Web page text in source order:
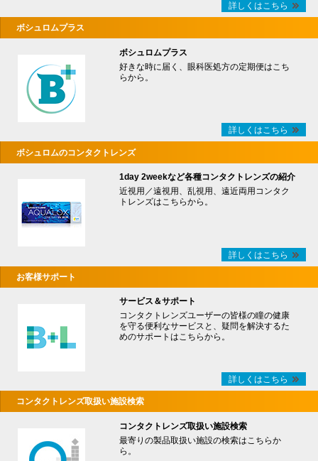
詳しくはこちら
ボシュロムプラス
ボシュロムプラス
好きな時に届く、眼科医処方の定期便はこち
らから。
詳しくはこちら
ボシュロムのコンタクトレンズ
1day 2weekなど各種コンタクトレンズの紹介
近視用／遠視用、乱視用、遠近両用コンタク
トレンズはこちらから。
詳しくはこちら
お客様サポート
サービス＆サポート
コンタクトレンズユーザーの皆様の瞳の健康
を守る便利なサービスと、疑問を解決するた
めのサポートはこちらから。
詳しくはこちら
コンタクトレンズ取扱い施設検索
コンタクトレンズ取扱い施設検索
最寄りの製品取扱い施設の検索はこちらか
ら。